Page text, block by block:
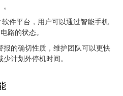
软件平台，用户可以通过智能手机
路的状态。
报的确切性质，维护团队可以更快
少计划外停机时间。